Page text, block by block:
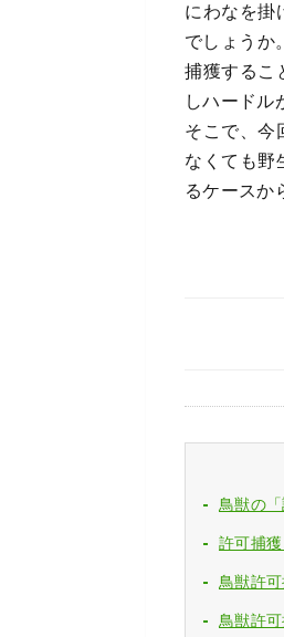
にわなを掛
でしょうか
捕獲するこ
しハードル
そこで、今
なくても野
るケースか
鳥獣の
許可捕
鳥獣許
鳥獣許